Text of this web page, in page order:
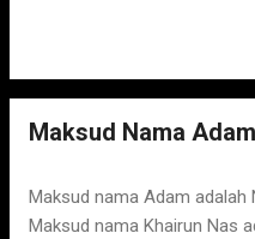
Maksud Nama
Maksud nama Adam adalah
Maksud nama Khairun Nas